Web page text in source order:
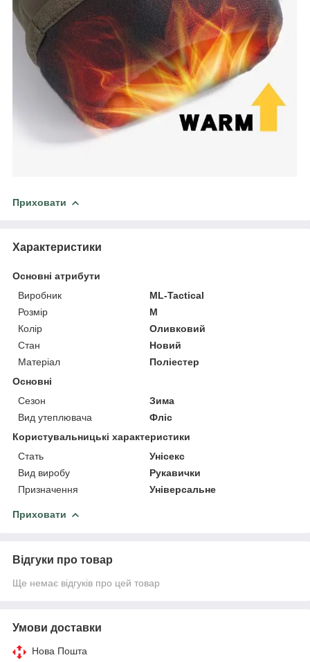
Приховати
Характеристики
Основні атрибути
Виробник
ML-Tactical
Розмір
M
Колір
Оливковий
Стан
Новий
Матеріал
Поліестер
Основні
Сезон
Зима
Вид утеплювача
Фліс
Користувальницькі характеристики
Стать
Унісекс
Вид виробу
Рукавички
Призначення
Універсальне
Приховати
Відгуки про товар
Ще немає відгуків про цей товар
Умови доставки
Нова Пошта